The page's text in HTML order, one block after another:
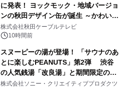
に発表！ ヨックモック・地域バージョ
ンの秋田デザイン缶が誕生 ～かわいい
秋田犬の子犬と秋田の四季と名所を巡
るパッケージ～ 9月1日(火)秋田県内で
株式会社秋田ケーブルテレビ
10時間前
スヌーピーの湯が登場！ 「サウナのあ
とに楽しむPEANUTS」第2弾 渋谷
の人気銭湯「改良湯」と期間限定のコ
ラボレーション サウナイキタイコラ
株式会社ソニー・クリエイティブプロダクツ